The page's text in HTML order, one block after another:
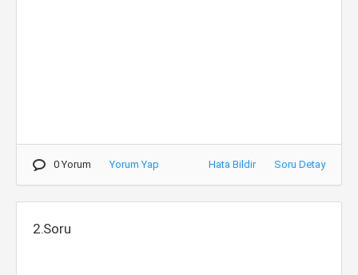
0 Yorum Yorum Yap Hata Bildir Soru Detay
2.Soru